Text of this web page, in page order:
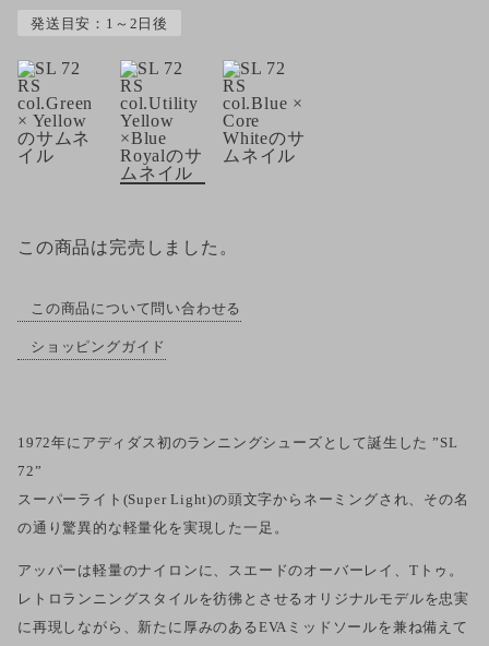
発送目安：1～2日後
この商品は完売しました。
この商品について問い合わせる
ショッピングガイド
1972年にアディダス初のランニングシューズとして誕生した ”SL
72”
スーパーライト(Super Light)の頭文字からネーミングされ、その名
の通り驚異的な軽量化を実現した一足。
アッパーは軽量のナイロンに、スエードのオーバーレイ、Tトゥ。
レトロランニングスタイルを彷彿とさせるオリジナルモデルを忠実
に再現しながら、新たに厚みのあるEVAミッドソールを兼ね備えて